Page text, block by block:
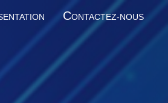
CONTACTEZ-NOUS